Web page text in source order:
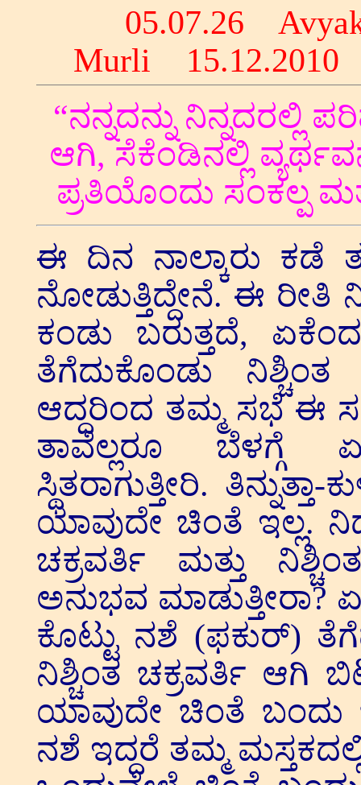
05.07.26
Murli
“ನನ್ನದನ್ನು ನಿನ್ನದರಲ್ಲಿ
ಆಗಿ, ಸೆಕೆಂಡಿನಲ್ಲಿ
ಪ್ರತಿಯೊಂದು ಸಂಕಲ್ಪ
ಈ ದಿನ ನಾಲ್ಕಾರು ಕಡೆ
ನೋಡುತ್ತಿದ್ದೇನೆ. ಈ ರೀತಿ
ಕಂಡು ಬರುತ್ತದೆ,
ತೆಗೆದುಕೊಂಡು ನಿಶ್ಚಿಂತ
ಆದ್ದರಿಂದ ತಮ್ಮ ಸಭೆ ಈ
ತಾವೆಲ್ಲರೂ ಬೆಳಗ್ಗೆ
ಸ್ಥಿತರಾಗುತ್ತೀರಿ.
ಯಾವುದೇ ಚಿಂತೆ ಇಲ್ಲ.
ಚಕ್ರವರ್ತಿ ಮತ್ತು
ಅನುಭವ ಮಾಡುತ್ತೀರಾ?
ಕೊಟ್ಟು ನಶೆ (ಫಕುರ್)
ನಿಶ್ಚಿಂತ ಚಕ್ರವರ್ತಿ ಆಗಿ
ಯಾವುದೇ ಚಿಂತೆ ಬಂದು
ನಶೆ ಇದ್ದರೆ ತಮ್ಮ